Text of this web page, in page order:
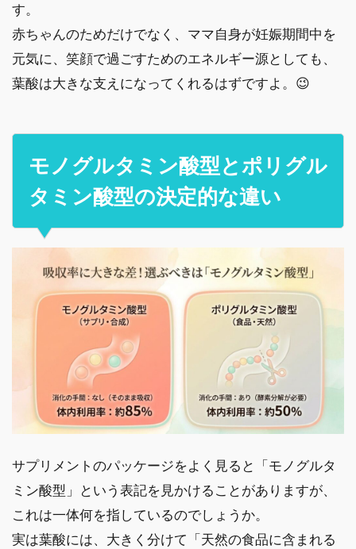
す。
赤ちゃんのためだけでなく、ママ自身が妊娠期間中を
元気に、笑顔で過ごすためのエネルギー源としても、
葉酸は大きな支えになってくれるはずですよ。😉
モノグルタミン酸型とポリグル
タミン酸型の決定的な違い
サプリメントのパッケージをよく見ると「モノグルタ
ミン酸型」という表記を見かけることがありますが、
これは一体何を指しているのでしょうか。
実は葉酸には、大きく分けて「天然の食品に含まれる